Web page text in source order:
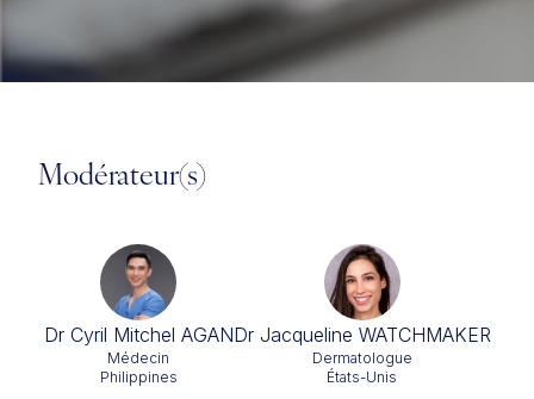
Modérateur(s)
Dr Cyril Mitchel AGAN
Médecin
Philippines
Dr Jacqueline WATCHMAKER
Dermatologue
États-Unis